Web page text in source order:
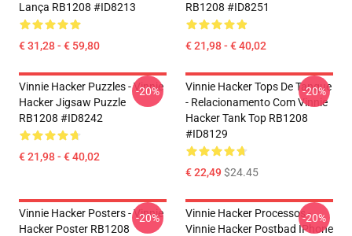
Lança RB1208 #ID8213
€ 31,28 - € 59,80
RB1208 #ID8251
€ 21,98 - € 40,02
Vinnie Hacker Puzzles - Vinnie
Hacker Jigsaw Puzzle
RB1208 #ID8242
€ 21,98 - € 40,02
-20%
Vinnie Hacker Tops De Tanque
- Relacionamento Com Vinnie
Hacker Tank Top RB1208
#ID8129
€ 22,49$24.45
-20%
Vinnie Hacker Posters - Vinnie
Hacker Poster RB1208
-20%
Vinnie Hacker Processos -
Vinnie Hacker Postbad IPhone
-20%